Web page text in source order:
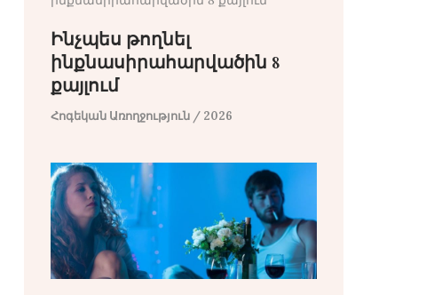
Ինչպես թողնել
ինքնասիրահարվածին 8
քայլում
Հոգեկան Առողջություն / 2026